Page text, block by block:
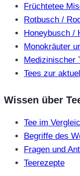
Früchtetee
Rotbusch /
Honeybusch /
Monokräuter
Medizinischer
Tees zur
Wissen über
Tee im
Begriffe des
Fragen und
Teerezepte